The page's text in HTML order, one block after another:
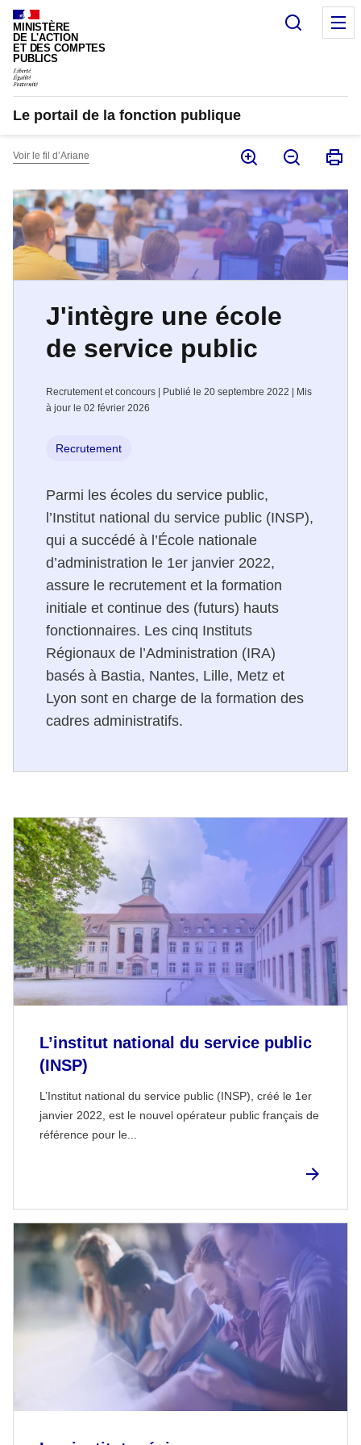
Panneau de gestion des cookies
MINISTÈRE
DE L'ACTION
ET DES COMPTES
PUBLICS
Le portail de la fonction publique
Voir le fil d’Ariane
J'intègre une école
de service public
Recrutement et concours | Publié le 20 septembre 2022 | Mis
à jour le 02 février 2026
Recrutement
Parmi les écoles du service public,
l’Institut national du service public (INSP),
qui a succédé à l’École nationale
d’administration le 1er janvier 2022,
assure le recrutement et la formation
initiale et continue des (futurs) hauts
fonctionnaires. Les cinq Instituts
Régionaux de l’Administration (IRA)
basés à Bastia, Nantes, Lille, Metz et
Lyon sont en charge de la formation des
cadres administratifs.
L’institut national du service public
(INSP)
L’Institut national du service public (INSP), créé le 1er
janvier 2022, est le nouvel opérateur public français de
référence pour le...